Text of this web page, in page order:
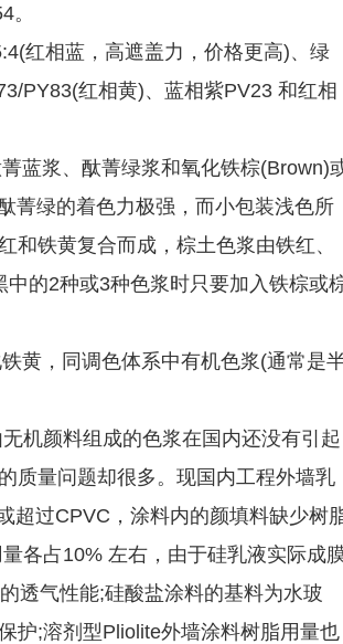
红相蓝，高遮盖力，价格更高)、绿
PY83(红相黄)、蓝相紫PV23 和红相
蓝浆、酞菁绿浆和氧化铁棕(Brown)
菁绿的着色力极强，而小包装浅色所
铁黄复合而成，棕土色浆由铁红、
的2种或3种色浆时只要加入铁棕或
黄，同调色体系中有机色浆(通常是
机颜料组成的色浆在国内还没有引起
质量问题却很多。现国内工程外墙乳
超过CPVC，涂料内的颜填料缺少树
各占10% 左右，由于硅乳液实际成
透气性能;硅酸盐涂料的基料为水玻
护;溶剂型Pliolite外墙涂料树脂用量也